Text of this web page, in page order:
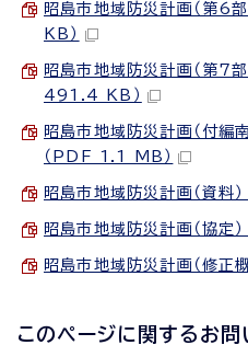
昭島市地域防災計画（第6
KB）
昭島市地域防災計画（第7
491.4 KB）
昭島市地域防災計画（付編
（PDF 1.1 MB）
昭島市地域防災計画（資料
昭島市地域防災計画（協定
昭島市地域防災計画（修
このページに関する お問